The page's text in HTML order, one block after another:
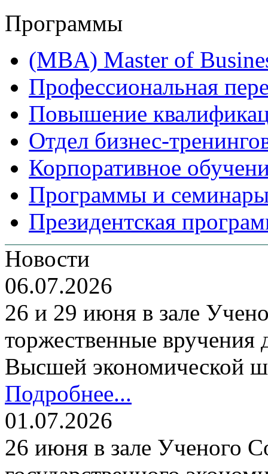
Программы
(MBA) Master of
Профессиональная
Повышение
Отдел бизнес-
Корпоративное
Программы и
Президентская
Новости
06.07.2026
26 и 29 июня в зале
торжественные
Высшей экономической
Подробнее...
01.07.2026
26 июня в зале Ученого